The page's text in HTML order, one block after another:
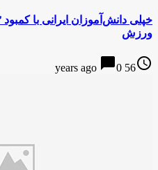
ورزش
access_time
56 years ago
chat_bubble0